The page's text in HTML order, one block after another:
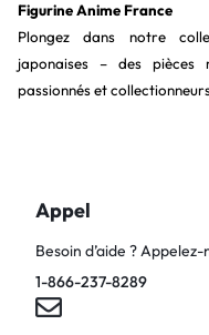
Figurine Anime France
Plongez dans notre
japonaises – des
passionnés et
Appel
Besoin d’aide ? Appelez-
1-866-237-8289